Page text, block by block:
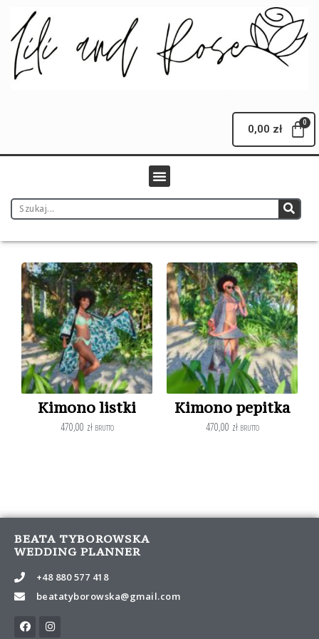
0,00 zł
Kimono listki
470,00 zł BRUTTO
Kimono pepitka
470,00 zł BRUTTO
BEATA TYBOROWSKA
WEDDING PLANNER
+48 880 577 418
beatatyborowska@gmail.com